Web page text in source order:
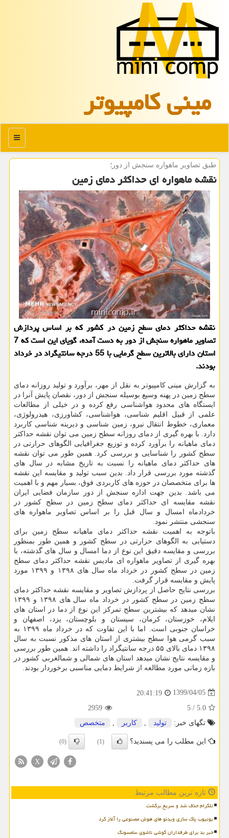
مینی كامپیوتر
منو
طبق تصاویر ماهواره سنجش از دور؛
نقشه ماهواره ای حداكثر دمای زمین
نقشه حداكثر دمای سطح زمین در كشور كه بر اساس پردازش
تصاویر ماهواره سنجش از دور به دست آمده، گویای این است كه 7
استان دارای بالاترین سطح گرمایی با 55 درجه سانتیگراد در خرداد
بودند.
به گزارش مینی کامپیوتر به نقل از مهر، برآورد و تولید روزانه دمای
سطح زمین در پهنه وسیع بوسیله سنجش از دور، نقصان پایش آنرا در
ایستگاه های محدود هواشناسی رفع کرده و در خیلی از مطالعات
علمی از قبیل اقلیم شناسی، هواشناسی، ‏کشاورزی، هیدرولوژی،
معماری، خطوط انتقال نیرو، زمین شناسی و دیرینه شناسی کاربرد
دارد‎.‎ با بهره گیری از دمای روزانه سطح زمین می توان نقشه حداکثر
دمای ماهیانه را برآورد کرده و توزیع جغرافیایی الگوهای حرارتی در
سطح کشور را شناسایی و بررسی کرد. همین طور می توان نقشه
های حداکثر دمای ‏ماهیانه را نسبت به تاریخ مشابه در سال های
گذشته مورد بررسی قرار داد. بدین سبب تولید و مقایسه این نقشه
ها برای متخصصان در حوزه های کاربردی فوق، بسیار مهم و با اهمیت
می باشد.‏ بدین جهت اداره سنجش از دور سازمان فضایی ایران
نقشه مقایسه ای حداکثر دمای سطح زمین در سطح کشور در
خردادماه امسال و سال قبل را بر اساس تصاویر ماهواره های
سنجشی منتشر نمود.‏
باتوجه به اهمیت نقشه حداکثر دمای ماهیانه سطح زمین برای
دستیابی به الگوهای حرارتی در سطح کشور ‏و همین طور بمنظور
بررسی و مقایسه دقیق این نوع از دما امسال و سال های گذشته، با
بهره گیری از ‏تصاویر ماهواره ای مادیس نقشه حداکثر دمای سطح
زمین در سطح کشور در خرداد ماه سال های ۱۳۹۸ و ‏‏۱۳۹۹ مورد
پایش و مقایسه قرار گرفت. ‏
بررسی نتایج حاصل از پردازش تصاویر و مقایسه نقشه حداکثر دمای
سطح زمین در سطح کشور در خرداد ماه سال های ۱۳۹۸ و ۱۳۹۹
نشان میدهد که بیشترین سطح تمرکز این نوع از دما در استان های
ایلام، ‏خوزستان، کرمان، سیستان و بلوچستان، یزد، اصفهان و
خراسان جنوبی است. اما با این تفاوت که در ‏خرداد ماه ۱۳۹۹ به
سبب گرمی هوا سطح بیشتری از استان های مذکور نسبت به سال
۱۳۹۸ دمای بالای ‏‏۵۵ درجه سانتیگراد را داشته اند‎.‎‏ همین طور بررسی
و مقایسه نتایج نشان میدهد استان های شمالی و ‏شمالغربی کشور در
بازه زمانی مورد مطالعه از شرایط دمایی مناسبی برخوردار بودند.‏
1399/04/05
20:41:19
5.0
/
5
2959
تگهای خبر:
تولید كاربر متخصص
این مطلب را می پسندید؟ (1)
(0)
X
تازه ترین مطالب مرتبط
تلگرام حذف شد و سریع برگشت
یوتیوب پاک سازی ویدئو های هوش مصنوعی را آغاز کرد
خبر بد برای طرفداران گوشی تاشوی سامسونگ